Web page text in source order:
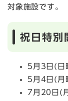
対象施設です。
祝日特別
5月3日(日
5月4日(月
7月20日(